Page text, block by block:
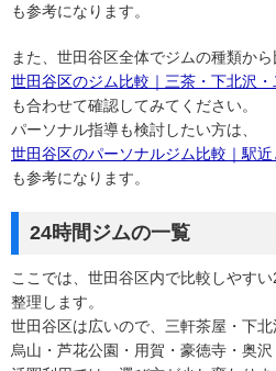
も参考になります。
また、世田谷区全体でジムの種類から
世田谷区のジム比較｜三茶・下北沢
も合わせて確認してみてください。
パーソナル指導も検討したい方は、
世田谷区のパーソナルジム比較｜駅
も参考になります。
24時間ジムの一覧
ここでは、世田谷区内で比較しやす
整理します。
世田谷区は広いので、三軒茶屋・下
烏山・芦花公園・用賀・豪徳寺・奥